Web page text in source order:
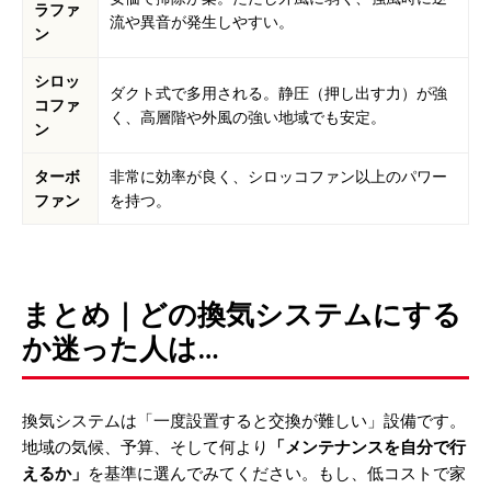
ラファ
ン
流や異音が発生しやすい。
シロッ
コファ
ン
ダクト式で多用される。静圧（押し出す力）が強
く、高層階や外風の強い地域でも安定。
ターボ
ファン
非常に効率が良く、シロッコファン以上のパワー
を持つ。
まとめ｜どの換気システムにする
か迷った人は…
換気システムは「一度設置すると交換が難しい」設備です。
地域の気候、予算、そして何より
「メンテナンスを自分で行
えるか」 を基準に選んでみてください。もし、低コストで家